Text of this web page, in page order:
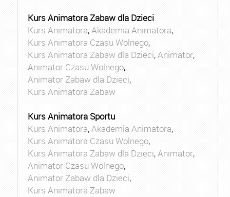
Kurs Animatora Zabaw dla Dzieci
Kurs Animatora,Akademia Animatora,
Kurs Animatora Czasu Wolnego,
Kurs Animatora Zabaw dla Dzieci,Animator,
Animator Czasu Wolnego,
Animator Zabaw dla Dzieci,
Kurs Animatora Zabaw
Kurs Animatora Sportu
Kurs Animatora,Akademia Animatora,
Kurs Animatora Czasu Wolnego,
Kurs Animatora Zabaw dla Dzieci,Animator,
Animator Czasu Wolnego,
Animator Zabaw dla Dzieci,
Kurs Animatora Zabaw